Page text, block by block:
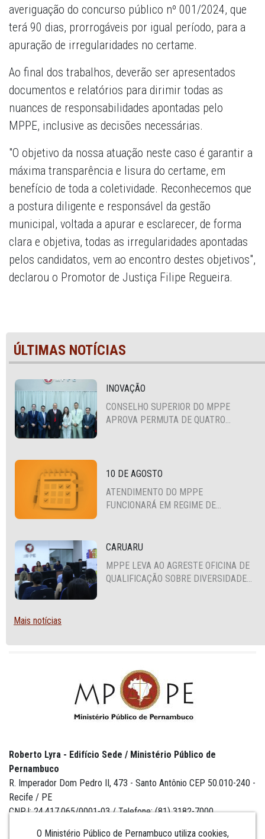
averiguação do concurso público nº 001/2024, que
terá 90 dias, prorrogáveis por igual período, para a
apuração de irregularidades no certame.
Ao final dos trabalhos, deverão ser apresentados
documentos e relatórios para dirimir todas as
nuances de responsabilidades apontadas pelo
MPPE, inclusive as decisões necessárias.
"O objetivo da nossa atuação neste caso é garantir a
máxima transparência e lisura do certame, em
benefício de toda a coletividade. Reconhecemos que
a postura diligente e responsável da gestão
municipal, voltada a apurar e esclarecer, de forma
clara e objetiva, todas as irregularidades apontadas
pelos candidatos, vem ao encontro destes objetivos",
declarou o Promotor de Justiça Filipe Regueira.
ÚLTIMAS NOTÍCIAS
INOVAÇÃO
CONSELHO SUPERIOR DO MPPE
APROVA PERMUTA DE QUATRO
10 DE AGOSTO
ATENDIMENTO DO MPPE
FUNCIONARÁ EM REGIME DE
CARUARU
MPPE LEVA AO AGRESTE OFICINA DE
QUALIFICAÇÃO SOBRE DIVERSIDADE
Mais notícias
O Ministério Público de Pernambuco utiliza cookies,
Roberto Lyra - Edifício Sede / Ministério Público de
Pernambuco
R. Imperador Dom Pedro II, 473 - Santo Antônio CEP 50.010-240 -
Recife / PE
CNPJ: 24.417.065/0001-03 / Telefone: (81) 3182-7000